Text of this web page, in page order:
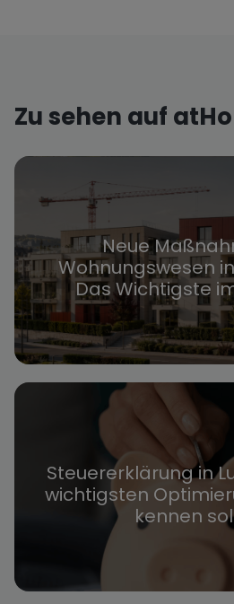
Zu sehen auf
Neue
Wohnungswesen
Das Wichtigste
Steuererklärung in
wichtigsten
kennen